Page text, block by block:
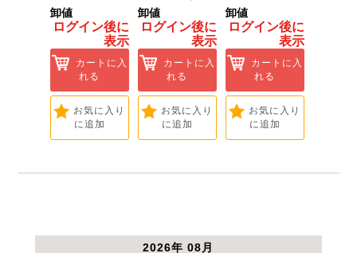
グタイプ 310
ミリ 72958
Hardware]
卸値
ログイン後に
表示
カートに入
れる
お気に入り
に追加
物 72909
卸値
ログイン後に
表示
カートに入
れる
お気に入り
に追加
ライド蝶番S
無兼用 P-726
Hardware]
卸値
ログイン後に
表示
カートに入
れる
お気に入り
に追加
2026年 08月